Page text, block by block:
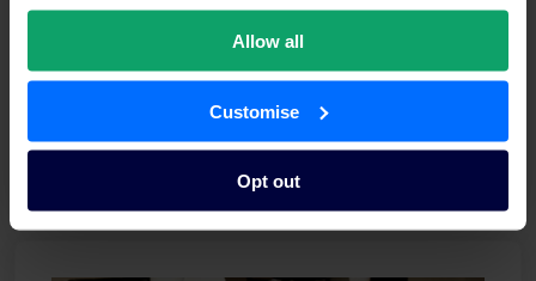
Allow all
Customise
Opt out
Conheça todos os cargos num hotel: da receção à
gestão, housekeeping, marketing e F&B. Guia
completo com descrições de funções e salários
médios em Portugal.
Ler mais